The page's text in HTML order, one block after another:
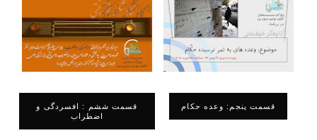
قسمت ششم : افسردگی و
اضطراب
قسمت پنجم: وعده حکام